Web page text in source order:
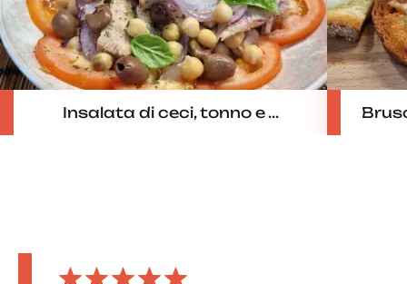
Insalata di ceci, tonno e ...